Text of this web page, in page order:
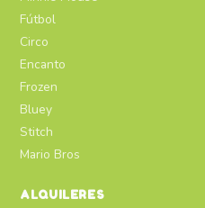
Fútbol
Circo
Encanto
Frozen
Bluey
Stitch
Mario Bros
ALQUILERES